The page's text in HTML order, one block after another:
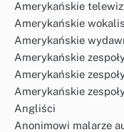
Amerykańskie
Amerykańskie
Amerykańskie
Amerykańskie
Amerykańskie
Amerykańskie
Angliści
Anonimowi malarze